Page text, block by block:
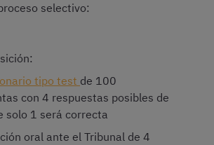
selectivo:
tipo test de 100
con 4 respuestas posibles de
solo 1 será correcta
oral ante el Tribunal de 4